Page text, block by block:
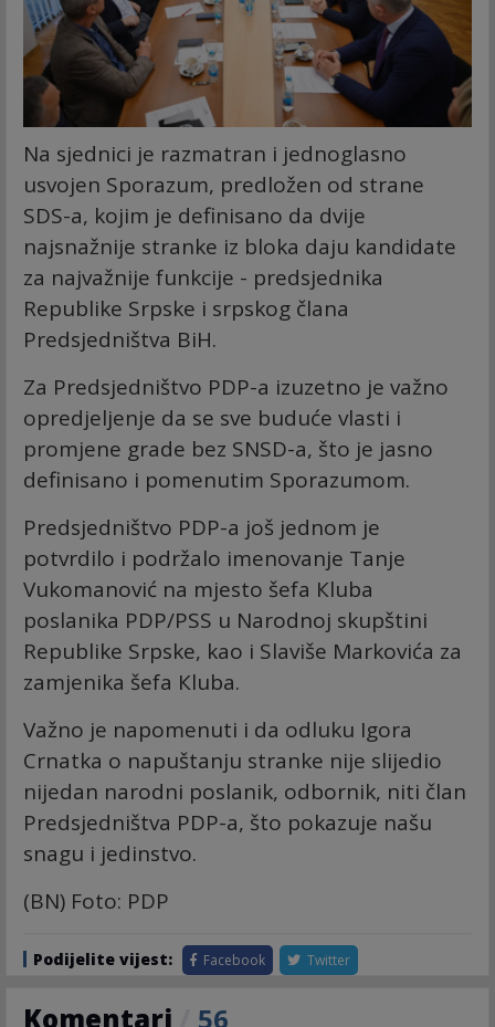
Na sjednici je razmatran i jednoglasno
usvojen Sporazum, predložen od strane
SDS-a, kojim je definisano da dvije
najsnažnije stranke iz bloka daju kandidate
za najvažnije funkcije - predsjednika
Republike Srpske i srpskog člana
Predsjedništva BiH.
Za Predsjedništvo PDP-a izuzetno je važno
opredjeljenje da se sve buduće vlasti i
promjene grade bez SNSD-a, što je jasno
definisano i pomenutim Sporazumom.
Predsjedništvo PDP-a još jednom je
potvrdilo i podržalo imenovanje Tanje
Vukomanović na mjesto šefa Кluba
poslanika PDP/PSS u Narodnoj skupštini
Republike Srpske, kao i Slaviše Markovića za
zamjenika šefa Кluba.
Važno je napomenuti i da odluku Igora
Crnatka o napuštanju stranke nije slijedio
nijedan narodni poslanik, odbornik, niti član
Predsjedništva PDP-a, što pokazuje našu
snagu i jedinstvo.
(BN) Foto: PDP
Podijelite vijest: Facebook Twitter
Komentari 56